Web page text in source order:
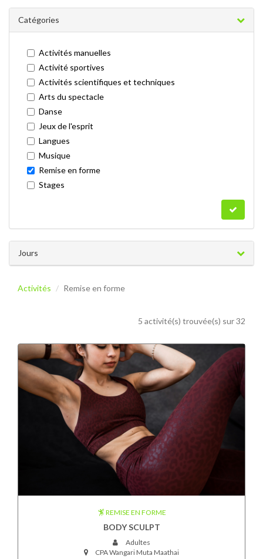
Catégories
Activités manuelles
Activité sportives
Activités scientifiques et techniques
Arts du spectacle
Danse
Jeux de l'esprit
Langues
Musique
Remise en forme
Stages
Jours
Activités Remise en forme
5 activité(s) trouvée(s) sur 32
REMISE EN FORME
BODY SCULPT
Adultes
CPA Wangari Muta Maathai